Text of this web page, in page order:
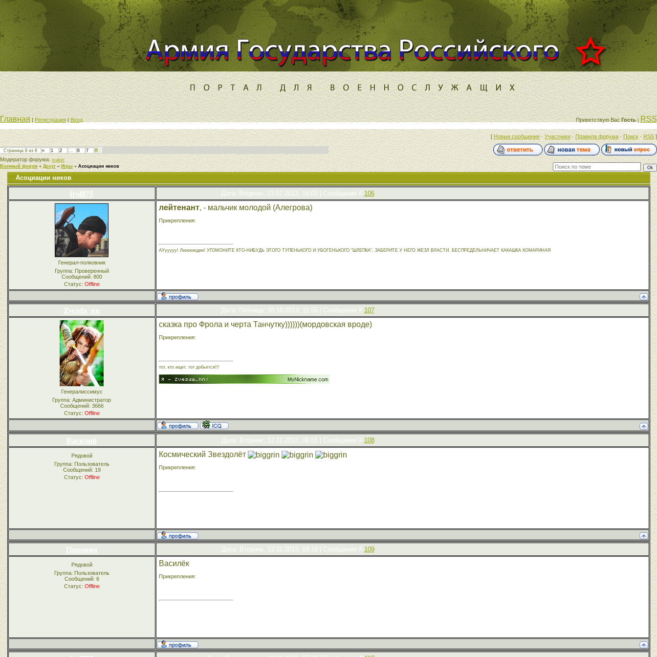
Главная|Регистрация|Вход Приветствую Вас Гость |RSS
[Новые сообщения·Участники·Правила форума·Поиск·RSS]
Страница 8 из 8 « 1 2 … 6 7
8
Модератор форума:maket
Военный форум » Досуг » Игры » Асоциации ников
Асоциации ников
frolll75 Дата: Вторник, 23.07.2013, 16:03 | Сообщение # 106
Генерал-полковник
Группа: Проверенный
Сообщений: 800
Статус: Offline
лейтенант, - мальчик молодой (Алегрова)
Прикрепления:
АУууууу! Лююююдии! УГОМОНИТЕ КТО-НИБУДЬ ЭТОГО ТУПЕНЬКОГО И УБОГЕНЬКОГО "ШЛЕПКА", ЗАБЕРИТЕ У НЕГО ЖЕЗЛ ВЛАСТИ. БЕСПРЕДЕЛЬНИЧАЕТ КАКАШКА КОМАРИНАЯ
Zvezda_nn Дата: Пятница, 18.10.2013, 11:55 | Сообщение # 107
Генералиссимус
Группа: Администратор
Сообщений: 3666
Статус: Offline
сказка про Фрола и черта Танчутку))))))(мордовская вроде)
Прикрепления:
тот, кто ищет, тот добьется!!!
Василий Дата: Вторник, 12.11.2013, 09:55 | Сообщение # 108
Рядовой
Группа: Пользователь
Сообщений: 19
Статус: Offline
Космический Звездолёт
Прикрепления:
Попович Дата: Вторник, 12.11.2013, 19:19 | Сообщение # 109
Рядовой
Группа: Пользователь
Сообщений: 6
Статус: Offline
Василёк
Прикрепления: